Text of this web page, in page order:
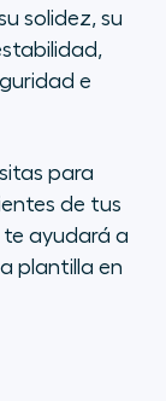
solidez, su
e
para
de tus
te ayudará a
plantilla en